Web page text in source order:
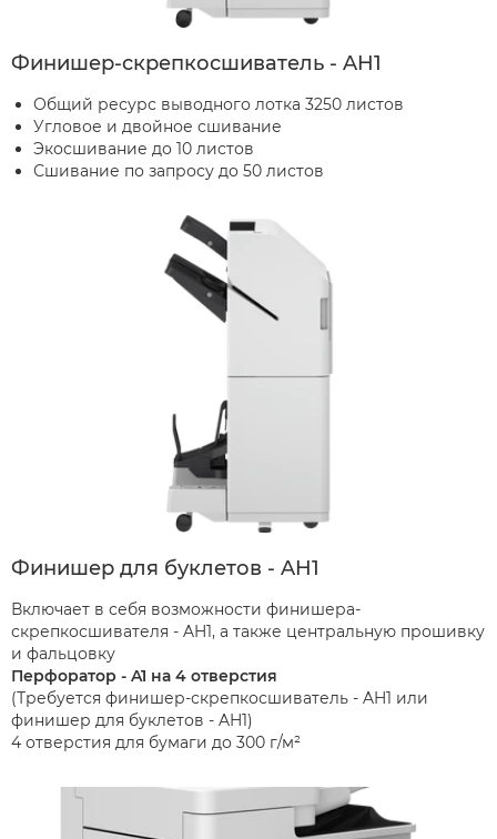
Финишер-скрепкосшиватель - AH1
Общий ресурс выводного лотка 3250 листов
Угловое и двойное сшивание
Экосшивание до 10 листов
Сшивание по запросу до 50 листов
Финишер для буклетов - AH1
Включает в себя возможности финишера-
скрепкосшивателя - AH1, а также центральную прошивку
и фальцовку
Перфоратор - A1 на 4 отверстия
(Требуется финишер-скрепкосшиватель - AH1 или
финишер для буклетов - AH1)
4 отверстия для бумаги до 300 г/м²